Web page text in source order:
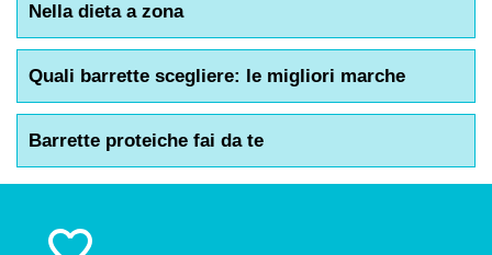
Nella dieta a zona
Quali barrette scegliere: le migliori marche
Barrette proteiche fai da te